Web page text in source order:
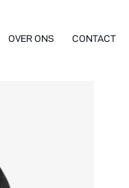
OVER ONS CONTACT